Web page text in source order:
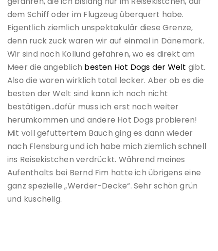
dem Schiff oder im Flugzeug überquert habe.
Eigentlich ziemlich unspektakulär diese Grenze,
denn ruck zuck waren wir auf einmal in Dänemark.
Wir sind nach Kollund gefahren, wo es direkt am
Meer die angeblich besten Hot Dogs der Welt gibt.
Also die waren wirklich total lecker. Aber ob es die
besten der Welt sind kann ich noch nicht
bestätigen…dafür muss ich erst noch weiter
herumkommen und andere Hot Dogs probieren!
Mit voll gefuttertem Bauch ging es dann wieder
nach Flensburg und ich habe mich ziemlich schnell
ins Reisekistchen verdrückt. Während meines
Aufenthalts bei Bernd Fim hatte ich übrigens eine
ganz spezielle „Werder-Decke“. Sehr schön grün
und kuschelig.